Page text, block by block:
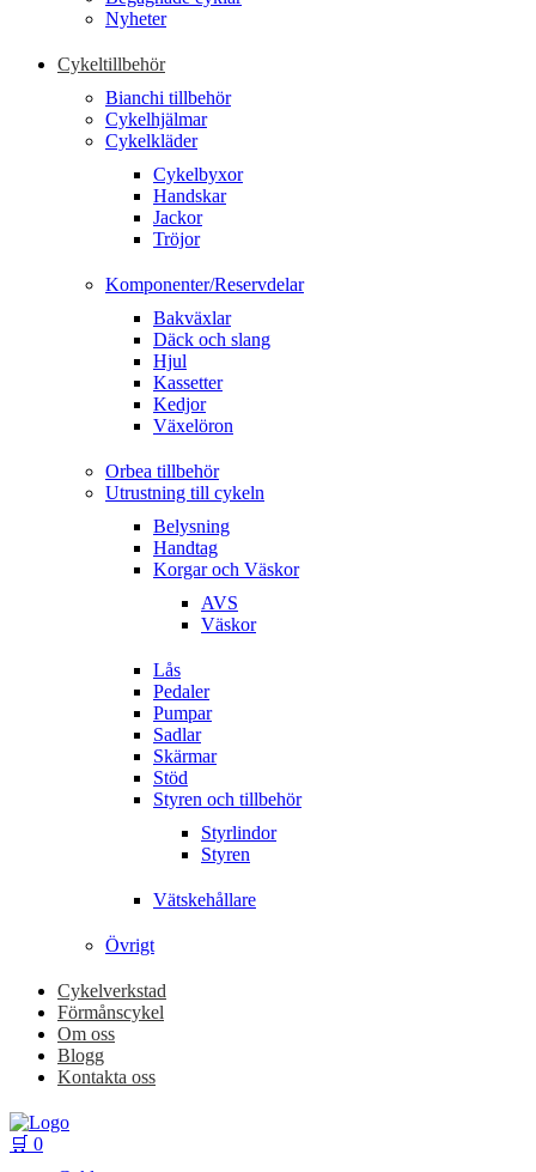
Nyheter
Cykeltillbehör
Bianchi tillbehör
Cykelhjälmar
Cykelkläder
Cykelbyxor
Handskar
Jackor
Tröjor
Komponenter/Reservdelar
Bakväxlar
Däck och slang
Hjul
Kassetter
Kedjor
Växelöron
Orbea tillbehör
Utrustning till cykeln
Belysning
Handtag
Korgar och Väskor
AVS
Väskor
Lås
Pedaler
Pumpar
Sadlar
Skärmar
Stöd
Styren och tillbehör
Styrlindor
Styren
Vätskehållare
Övrigt
Cykelverkstad
Förmånscykel
Om oss
Blogg
Kontakta oss
🛒 0